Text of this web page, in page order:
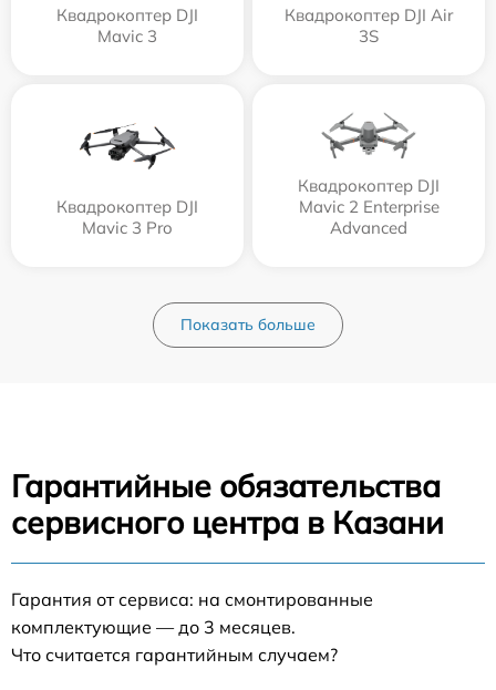
Квадрокоптер DJI
Mavic 3
Квадрокоптер DJI Air
3S
Квадрокоптер DJI
Mavic 3 Pro
Квадрокоптер DJI
Mavic 2 Enterprise
Advanced
Показать больше
Гарантийные обязательства
сервисного центра в Казани
Гарантия от сервиса: на смонтированные
комплектующие — до 3 месяцев.
Что считается гарантийным случаем?